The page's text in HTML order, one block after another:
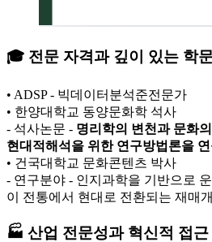
🎓 전문 자격과 깊이 있는 학
• ADSP - 빅데이터분석준전문가
• 한양대학교 동양문화학 석사
- 석사논문 - 명리학의 변천과 문화
현대적해석을 위한 연구방법론을
• 건국대학교 문화콘텐츠 박사
- 연구분야 - 인지과학을 기반으로
이 전통에서 현대로 전환되는 재매
🏭 산업 전문성과 혁신적 접근